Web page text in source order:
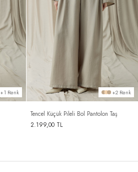
+1 Renk +2 Renk
Tencel Küçük Pileli Bol Pantolon Taş
2.199,00TL